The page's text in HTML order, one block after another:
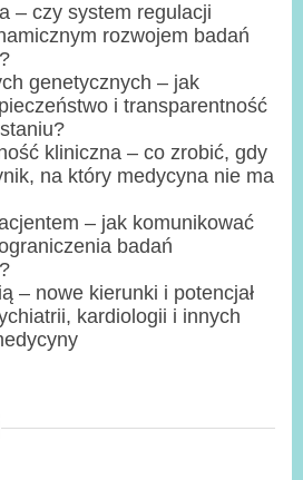
– czy system regulacji
rozwojem badań
genetycznych – jak
i transparentność
kliniczna – co zrobić, gdy
na który medycyna nie ma
– jak komunikować
badań
– nowe kierunki i potencjał
kardiologii i innych